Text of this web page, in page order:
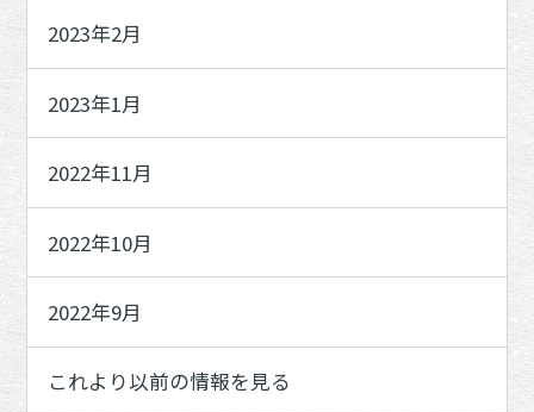
2023年2月
2023年1月
2022年11月
2022年10月
2022年9月
これより以前の情報を見る